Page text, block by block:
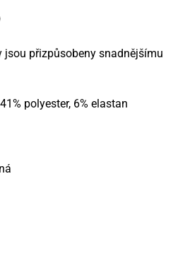
jsou přizpůsobeny snadnějšímu
polyester, 6% elastan